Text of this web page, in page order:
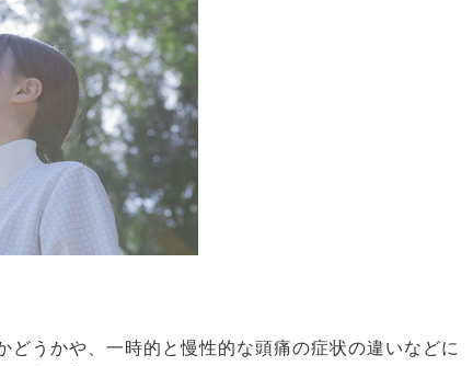
どうかや、一時的と慢性的な頭痛の症状の違いなどに